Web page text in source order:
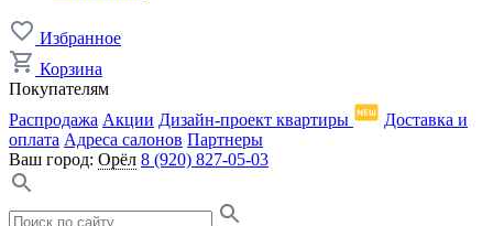
Избранное
Корзина
Покупателям
Распродажа Акции Дизайн-проект квартиры
Доставка и
оплата Адреса салонов Партнеры
Ваш город: Орёл 8 (920) 827-05-03